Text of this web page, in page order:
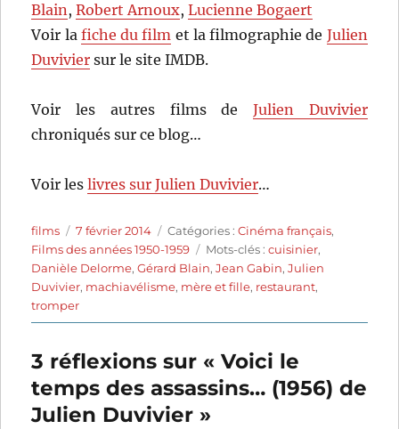
Blain,Robert Arnoux,Lucienne Bogaert
Voir la fiche du film et la filmographie de Julien
Duvivier sur le site IMDB.
Voir les autres films de Julien Duvivier
chroniqués sur ce blog…
Voir leslivres sur Julien Duvivier…
Auteur
films
Publié
le
7 février 2014 Catégories
Catégories :Cinéma français,
Films des années 1950-1959
Étiquettes
Mots-clés :cuisinier,
Danièle Delorme,Gérard Blain,Jean Gabin,Julien
Duvivier, machiavélisme, mère et fille, restaurant,
tromper
3 réflexions sur « Voici le
temps des assassins… (1956) de
Julien Duvivier »